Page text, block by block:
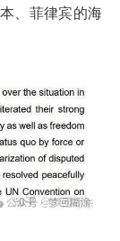
、菲律宾的海